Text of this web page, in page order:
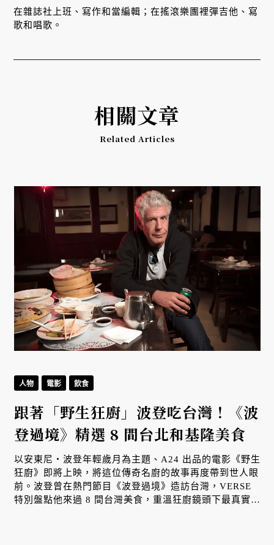
在雜誌社上班、寫作和當編輯；在搖滾樂團裡彈吉他、寫
歌和唱歌。
相關文章
Related Articles
人物 電影 飲食
跟著「野生狂廚」波登吃台灣！《波
登過境》精選 8 間台北和基隆美食
以安東尼・波登年輕歲月為主題、A24 出品的電影《野生
狂廚》即將上映，將這位傳奇名廚的故事再度帶到世人眼
前。波登曾在熱門節目《波登過境》造訪台灣，VERSE
特別盤點他來過 8 間台灣美食，重溫狂廚鏡頭下最真實、